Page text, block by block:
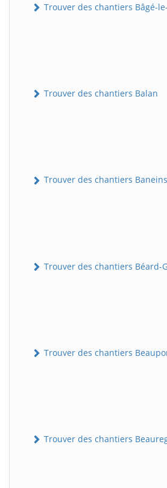
Trouver des chantiers Bâgé-
Trouver des chantiers Balan
Trouver des chantiers Baneins
Trouver des chantiers Béard-
Trouver des chantiers
Trouver des chantiers